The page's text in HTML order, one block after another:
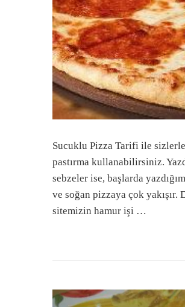
Sucuklu Pizza Tarifi ile
pastırma kullanabilirsiniz.
sebzeler ise, başlarda
ve soğan pizzaya çok
sitemizin hamur işi …